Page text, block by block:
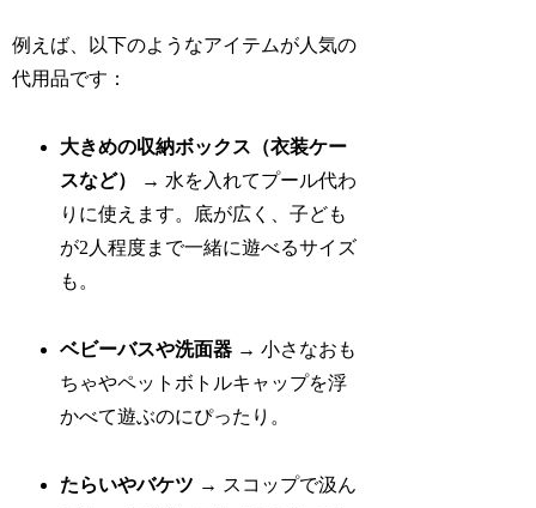
例えば、以下のようなアイテムが人気の
代用品です：
大きめの収納ボックス（衣装ケー
スなど）
→ 水を入れてプール代わ
りに使えます。底が広く、子ども
が2人程度まで一緒に遊べるサイズ
も。
ベビーバスや洗面器 → 小さなおも
ちゃやペットボトルキャップを浮
かべて遊ぶのにぴったり。
たらいやバケツ → スコップで汲ん